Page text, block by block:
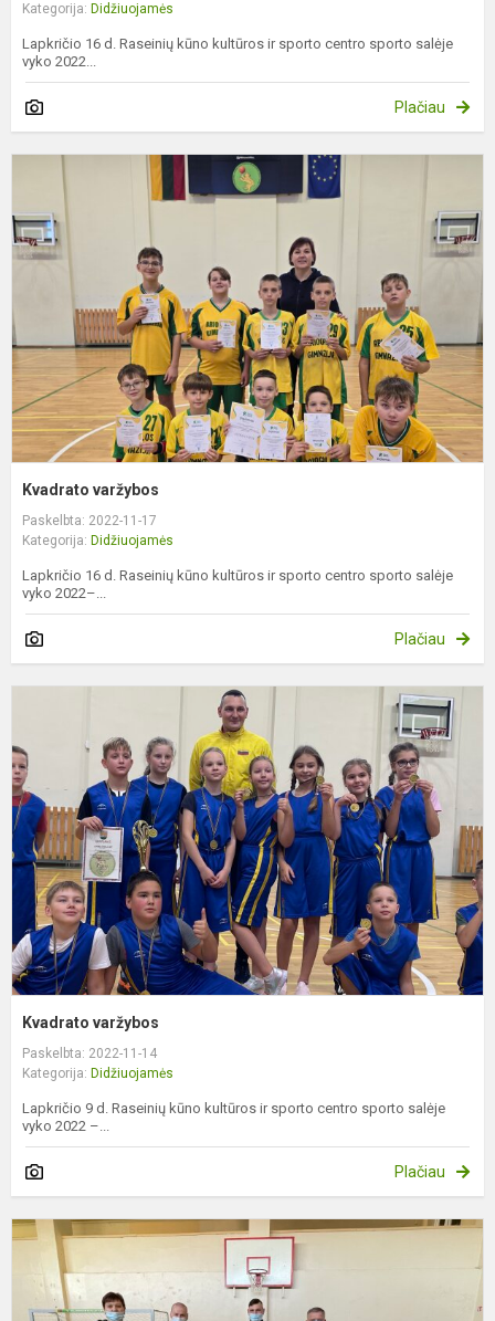
Kategorija: Didžiuojamės
Lapkričio 16 d. Raseinių kūno kultūros ir sporto centro sporto salėje
vyko 2022...
Plačiau
Kvadrato varžybos
Paskelbta: 2022-11-17
Kategorija: Didžiuojamės
Lapkričio 16 d. Raseinių kūno kultūros ir sporto centro sporto salėje
vyko 2022–...
Plačiau
Kvadrato varžybos
Paskelbta: 2022-11-14
Kategorija: Didžiuojamės
Lapkričio 9 d. Raseinių kūno kultūros ir sporto centro sporto salėje
vyko 2022 –...
Plačiau